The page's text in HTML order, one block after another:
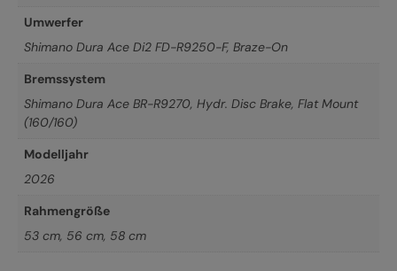
Umwerfer
Shimano Dura Ace Di2 FD-R9250-F, Braze-On
Bremssystem
Shimano Dura Ace BR-R9270, Hydr. Disc Brake, Flat Mount
(160/160)
Modelljahr
2026
Rahmengröße
53 cm, 56 cm, 58 cm